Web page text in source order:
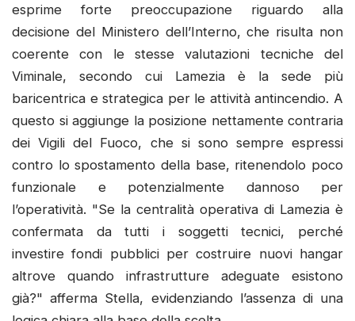
esprime forte preoccupazione riguardo alla
decisione del Ministero dell’Interno, che risulta non
coerente con le stesse valutazioni tecniche del
Viminale, secondo cui Lamezia è la sede più
baricentrica e strategica per le attività antincendio. A
questo si aggiunge la posizione nettamente contraria
dei Vigili del Fuoco, che si sono sempre espressi
contro lo spostamento della base, ritenendolo poco
funzionale e potenzialmente dannoso per
l’operatività. "Se la centralità operativa di Lamezia è
confermata da tutti i soggetti tecnici, perché
investire fondi pubblici per costruire nuovi hangar
altrove quando infrastrutture adeguate esistono
già?" afferma Stella, evidenziando l’assenza di una